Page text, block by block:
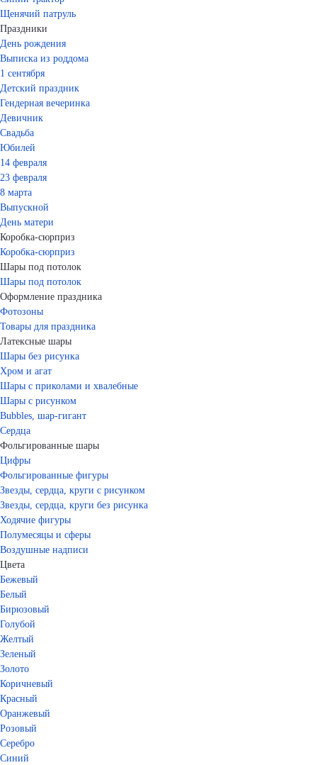
Щенячий патруль
Праздники
День рождения
Выписка из роддома
1 сентября
Детский праздник
Гендерная вечеринка
Девичник
Свадьба
Юбилей
14 февраля
23 февраля
8 марта
Выпускной
День матери
Коробка-сюрприз
Коробка-сюрприз
Шары под потолок
Шары под потолок
Оформление праздника
Фотозоны
Товары для праздника
Латексные шары
Шары без рисунка
Хром и агат
Шары с приколами и хвалебные
Шары с рисунком
Bubbles, шар-гигант
Сердца
Фольгированные шары
Цифры
Фольгированные фигуры
Звезды, сердца, круги с рисунком
Звезды, сердца, круги без рисунка
Ходячие фигуры
Полумесяцы и сферы
Воздушные надписи
Цвета
Бежевый
Белый
Бирюзовый
Голубой
Желтый
Зеленый
Золото
Коричневый
Красный
Оранжевый
Розовый
Серебро
Синий